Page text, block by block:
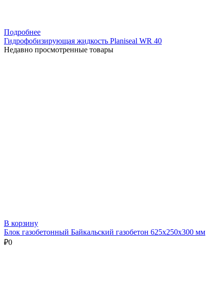
Подробнее
Гидрофобизирующая жидкость Planiseal WR 40
Недавно просмотренные товары
В корзину
Блок газобетонный Байкальский газобетон 625х250х300 мм
₽0